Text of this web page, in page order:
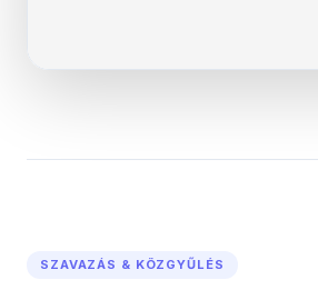
SZAVAZÁS & KÖZGYŰLÉS